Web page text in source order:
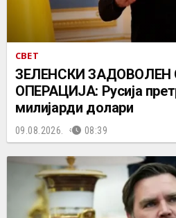
СВЕТ
ЗЕЛЕНСКИ ЗАДОВОЛЕН
ОПЕРАЦИЈА: Русија
милијарди долари
09.08.2026. 08:39